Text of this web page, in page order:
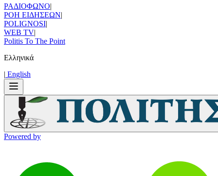
ΡΑΔΙΟΦΩΝΟ|
ΡΟΗ ΕΙΔΗΣΕΩΝ|
POLIGNOSI|
WEB TV|
Politis To The Point
Ελληνικά
| Εnglish
Powered by